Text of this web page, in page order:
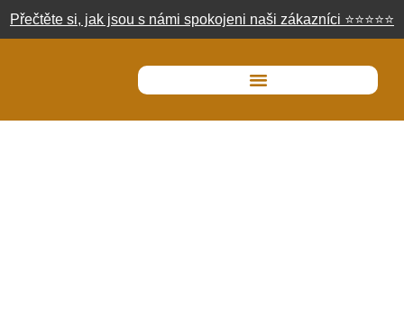
Přečtěte si, jak jsou s námi spokojeni naši zákazníci ⭐⭐⭐⭐⭐